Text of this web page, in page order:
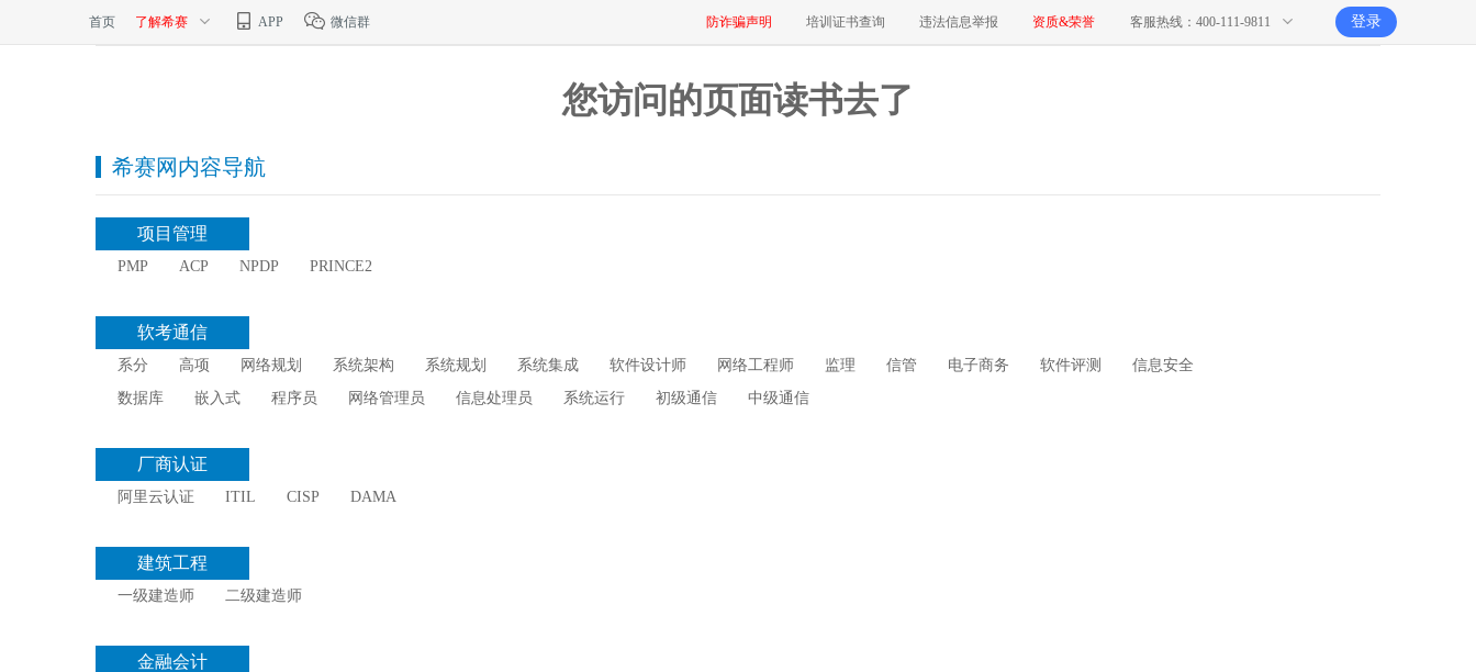
首页 了解希赛 APP 微信群 防诈骗声明 培训证书查询 违法信息举报 资质&荣誉 客服热线：400-111-9811 登录
您访问的页面读书去了
希赛网内容导航
项目管理
PMP ACP NPDP PRINCE2
软考通信
系分 高项 网络规划 系统架构 系统规划 系统集成 软件设计师 网络工程师 监理 信管 电子商务 软件评测
信息安全
数据库
嵌入式 程序员 网络管理员 信息处理员 系统运行 初级通信 中级通信
厂商认证
阿里云认证 ITIL CISP DAMA
建筑工程
一级建造师 二级建造师
金融会计